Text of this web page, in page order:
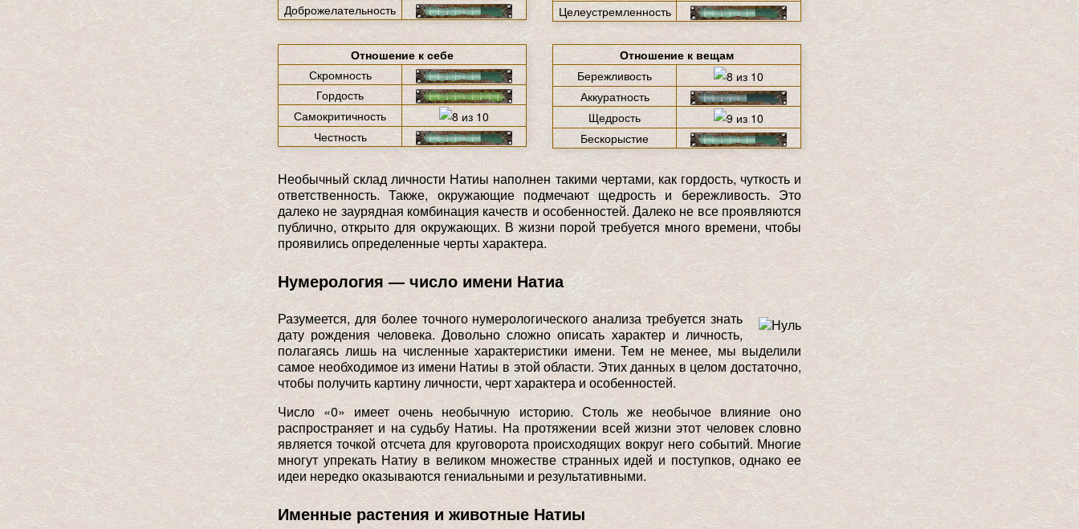
Доброжелательность
Целеустремленность
Отношение к себе
Скромность
Гордость
Самокритичность
Честность
Отношение к вещам
Бережливость
Аккуратность
Щедрость
Бескорыстие
Необычный склад личности Натиы наполнен такими чертами, как гордость, чуткость и
ответственность. Также, окружающие подмечают щедрость и бережливость. Это
далеко не заурядная комбинация качеств и особенностей. Далеко не все проявляются
публично, открыто для окружающих. В жизни порой требуется много времени, чтобы
проявились определенные черты характера.
Нумерология — число имени Натиа
Разумеется, для более точного нумерологического анализа требуется знать
дату рождения человека. Довольно сложно описать характер и личность,
полагаясь лишь на численные характеристики имени. Тем не менее, мы выделили
самое необходимое из имени Натиы в этой области. Этих данных в целом достаточно,
чтобы получить картину личности, черт характера и особенностей.
Число «0» имеет очень необычную историю. Столь же необычое влияние оно
распространяет и на судьбу Натиы. На протяжении всей жизни этот человек словно
является точкой отсчета для круговорота происходящих вокруг него событий. Многие
многут упрекать Натиу в великом множестве странных идей и поступков, однако ее
идеи нередко оказываются гениальными и результативными.
Именные растения и животные Натиы